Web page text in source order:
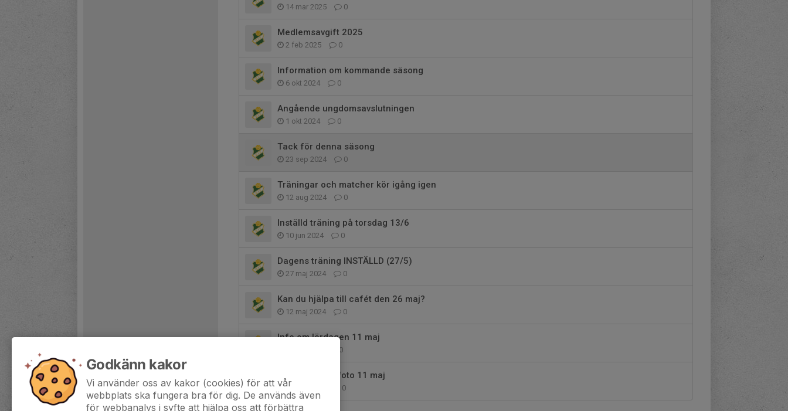
14 mar 2025 0
Medlemsavgift 2025
2 feb 2025 0
Information om kommande säsong
6 okt 2024 0
Angående ungdomsavslutningen
1 okt 2024 0
Tack för denna säsong
23 sep 2024 0
Träningar och matcher kör igång igen
12 aug 2024 0
Inställd träning på torsdag 13/6
10 jun 2024 0
Dagens träning INSTÄLLD (27/5)
27 maj 2024 0
Kan du hjälpa till cafét den 26 maj?
12 maj 2024 0
Info om lördagen 11 maj
0
Match och lagfoto 11 maj
16 apr 2024 0
Godkänn kakor
Vi använder oss av kakor (cookies) för att vår
webbplats ska fungera bra för dig. De används även
för webbanalys i syfte att hjälpa oss att förbättra